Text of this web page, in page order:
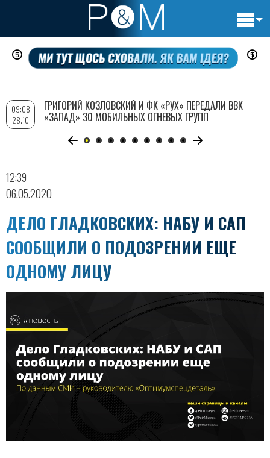
Перейти
содержанию
12:39
06.05.2020
ДЕЛО ГЛАДКОВСКИХ: НАБУ И САП
СООБЩИЛИ О ПОДОЗРЕНИИ ЕЩЕ
ОДНОМУ ЛИЦУ
09:08
28.10
ГРИГОРИЙ КОЗЛОВСКИЙ И ФК «РУХ» ПЕРЕДАЛИ ВВК
«ЗАПАД» 30 МОБИЛЬНЫХ ОГНЕВЫХ ГРУПП